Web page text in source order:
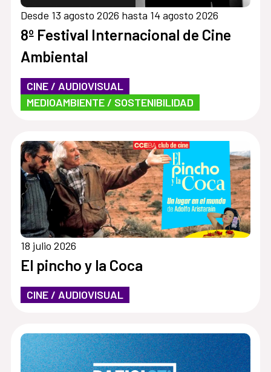
Desde 13 agosto 2026 hasta 14 agosto 2026
8º Festival Internacional de Cine
Ambiental
CINE / AUDIOVISUAL
MEDIOAMBIENTE / SOSTENIBILIDAD
18 julio 2026
El pincho y la Coca
CINE / AUDIOVISUAL